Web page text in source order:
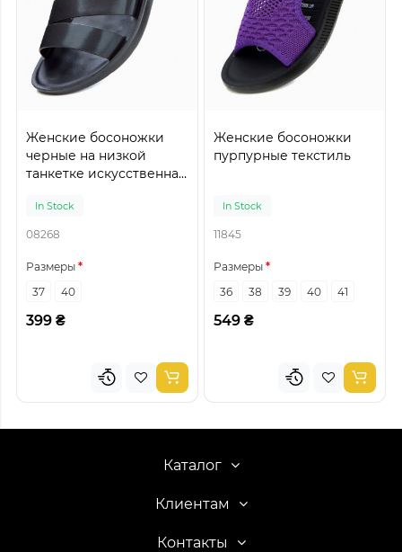
Женские босоножки
черные на низкой
танкетке искусственная
In Stock
08268
Размеры
37
40
399 ₴
Женские босоножки
пурпурные текстиль
In Stock
11845
Размеры
36
38 39 40 41
549 ₴
Каталог
Клиентам
Контакты